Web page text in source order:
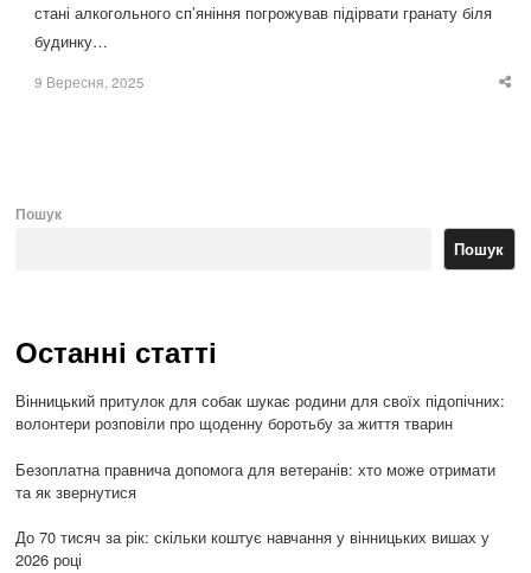
стані алкогольного сп’яніння погрожував підірвати гранату біля
будинку…
9 Вересня, 2025
Пошук
Пошук
Останні статті
Вінницький притулок для собак шукає родини для своїх підопічних:
волонтери розповіли про щоденну боротьбу за життя тварин
Безоплатна правнича допомога для ветеранів: хто може отримати
та як звернутися
До 70 тисяч за рік: скільки коштує навчання у вінницьких вишах у
2026 році